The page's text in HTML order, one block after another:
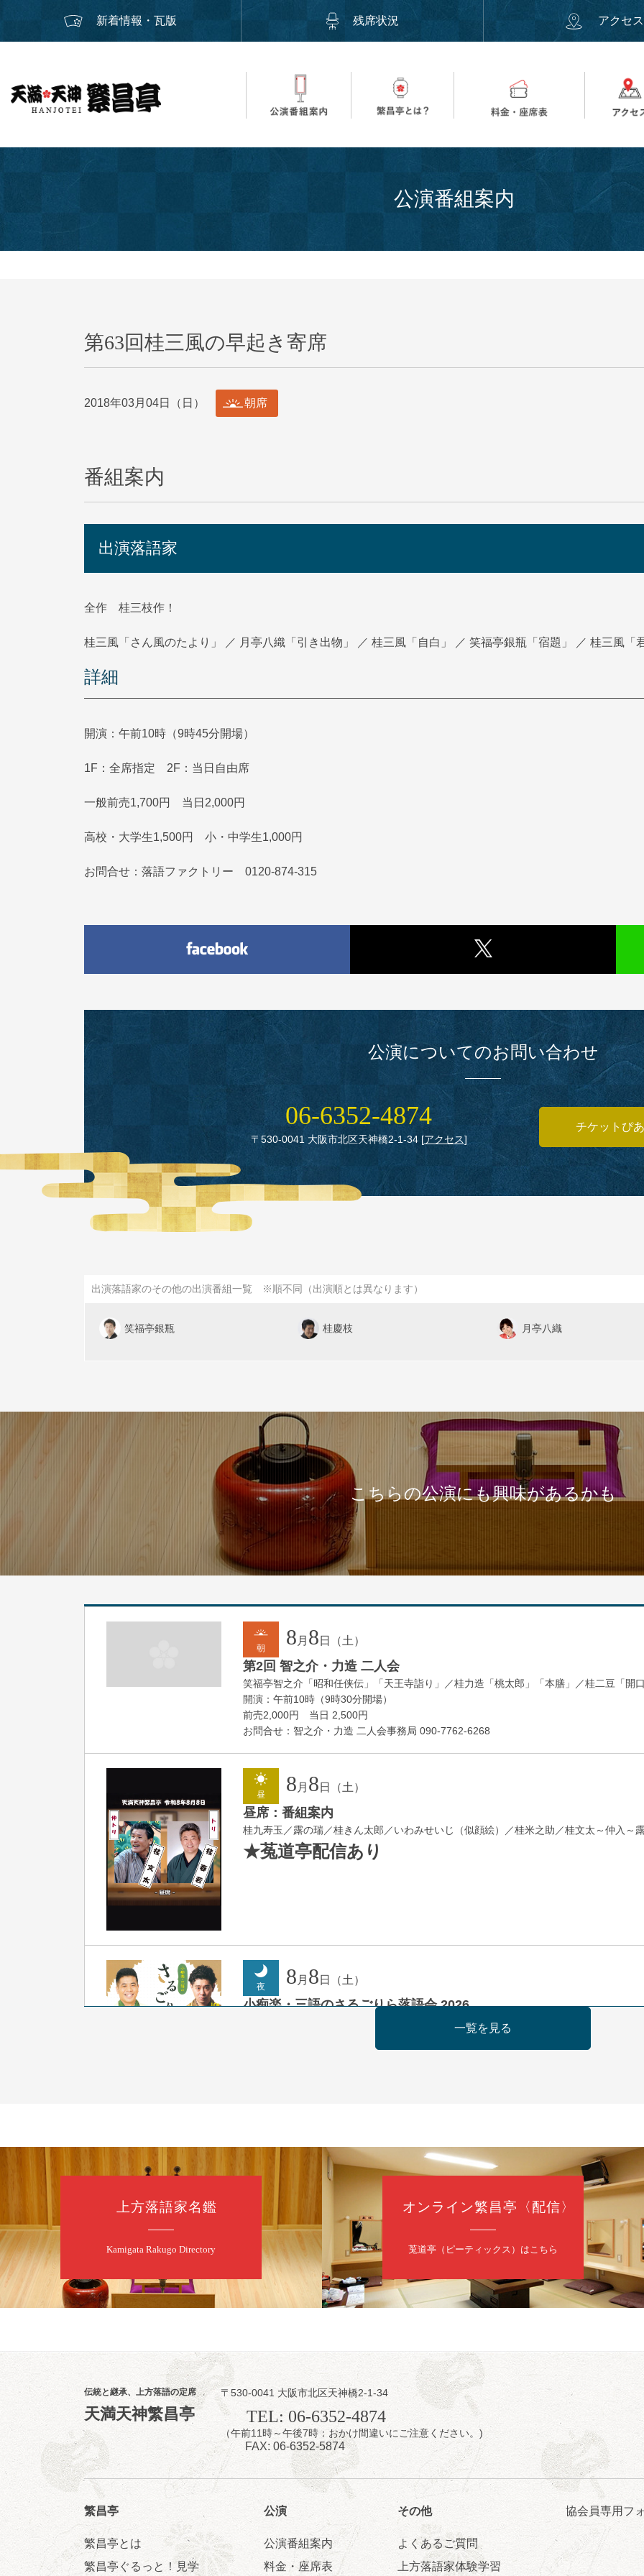
新着情報・瓦版 残席状況 アクセス
公演番組案内
第63回桂三風の早起き寄席
2018年03月04日（日） 朝席
番組案内
出演落語家
全作 桂三枝作！
桂三風「さん風のたより」 ／ 月亭八織「引き出物」 ／ 桂三風「自白」 ／ 笑福亭銀瓶「宿題」 ／ 桂三風「
詳細
開演：午前10時（9時45分開場）
1F：全席指定 2F：当日自由席
一般前売1,700円 当日2,000円
高校・大学生1,500円 小・中学生1,000円
お問合せ：落語ファクトリー 0120-874-315
公演についてのお問い合わせ
06‑6352‑4874
〒530‑0041 大阪市北区天神橋2‑1‑34[アクセス]
チケットぴ
出演落語家のその他の出演番組一覧 ※順不同（出演順とは異なります）
笑福亭銀瓶 桂慶枝 月亭八織
こちらの公演にも興味があるかも
朝 8月 8 日（土）
第2回 智之介・力造 二人会
笑福亭智之介「昭和任侠伝」「天王寺詣り」／桂力造「桃太郎」「本膳」／桂二豆「開
開演：午前10時（9時30分開場）
前売2,000円 当日 2,500円
お問合せ：智之介・力造 二人会事務局 090-7762-6268
昼 8月 8 日（土）
昼席：番組案内
桂九寿玉／露の瑞／桂きん太郎／いわみせいじ（似顔絵）／桂米之助／桂文太～仲入～
★菟道亭配信あり
夜 8 月 8 日（土）
小痴楽・三語のさるごりら落語会 2026
朝
日（日）
第98回 桂慶枝の早起き寄席～親子の噺スペシャル～
桂慶枝「KCストーリー」／月亭遊真「真田小僧」／桂三実「ワンワン」／桂慶枝「せ
開演：午前10時（9時30分開場）1F全席指定 2F全席自由
前売2,000円 当日2,500円 25歳以下前売・当日共1,000円
お問合せ：落語ファクトリー 0120-874-315
昼席：番組案内
桂二豆／露の瑞／桂きん太郎／いわみせいじ（似顔絵）／桂三扇／桂文太～仲入～笑
★菟道亭配信あり
夜 8 月9日（日）
一覧を見る
上方落語家名鑑
Kamigata Rakugo Directory
オンライン繁昌亭〈配信〉
莵道亭（ピーティックス）はこちら
伝統と継承、上方落語の定席
天満天神繁昌亭
〒530-0041 大阪市北区天神橋2-1-34
TEL: 06-6352-4874
（午前11時～午後7時：おかけ間違いにご注意ください。)
FAX: 06-6352-5874
繁昌亭
繁昌亭とは
繁昌亭ぐるっと！見学
公演
公演番組案内
料金・座席表
その他
よくあるご質問
上方落語家体験学習
協会員専用フ